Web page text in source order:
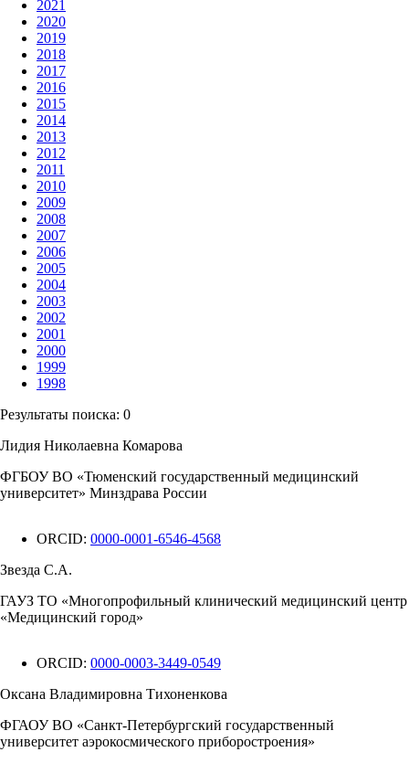
2021
2020
2019
2018
2017
2016
2015
2014
2013
2012
2011
2010
2009
2008
2007
2006
2005
2004
2003
2002
2001
2000
1999
1998
Результаты поиска: 0
Лидия Николаевна Комарова
ФГБОУ ВО «Тюменский государственный медицинский
университет» Минздрава России
ORCID: 0000-0001-6546-4568
Звезда С.А.
ГАУЗ ТО «Многопрофильный клинический медицинский центр
«Медицинский город»
ORCID: 0000-0003-3449-0549
Оксана Владимировна Тихоненкова
ФГАОУ ВО «Санкт-Петербургский государственный
университет аэрокосмического приборостроения»